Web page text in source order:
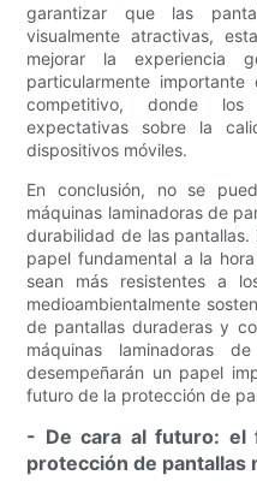
garantizar que las
visualmente atractivas,
mejorar la experiencia
particularmente
competitivo, donde los
expectativas sobre la
dispositivos móviles.
En conclusión, no se
máquinas laminadoras de
durabilidad de las pantallas.
papel fundamental a la
sean más resistentes a
medioambientalmente
de pantallas duraderas y
máquinas laminadoras
desempeñarán un papel
futuro de la protección de
- De cara al futuro: el
protección de pantallas